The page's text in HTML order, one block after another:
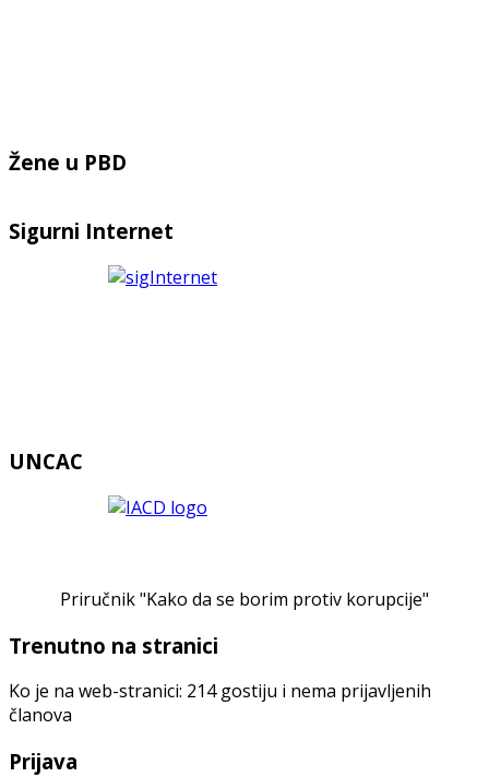
Žene u PBD
Sigurni Internet
UNCAC
Priručnik "Kako da se borim protiv korupcije"
Trenutno na stranici
Ko je na web-stranici: 214 gostiju i nema prijavljenih
članova
Prijava